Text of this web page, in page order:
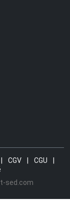
CGV CGU
sed.com